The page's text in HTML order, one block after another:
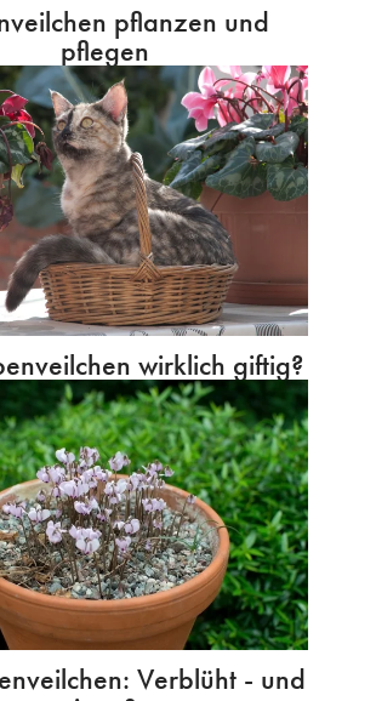
pflanzen und
pflegen
wirklich giftig?
Verblüht - und